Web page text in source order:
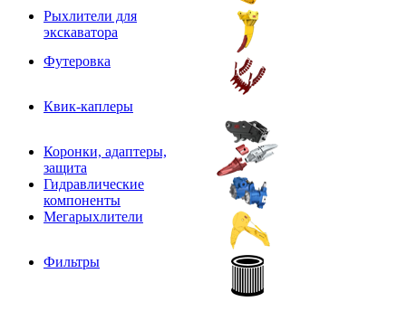
Рыхлители для
экскаватора
Футеровка
Квик-каплеры
Коронки, адаптеры,
защита
Гидравлические
компоненты
Мегарыхлители
Фильтры